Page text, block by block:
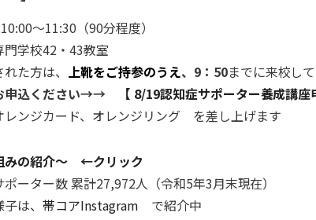
～11:30（90分程度）
学校42・43教室
方は、 上靴をご持参のうえ、 9：50までに来校し
申込ください→→
【 8/19認知症サポーター養成講
ンジカード、オレンジリング を差し上げます
みの紹介～ ←クリック
ーター数 累計27,972人（令和5年3月末現在）
は、 帯コアInstagram で紹介中